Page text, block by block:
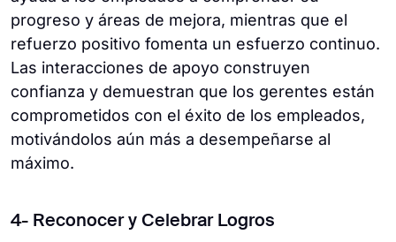
progreso y áreas de mejora, mientras que el
refuerzo positivo fomenta un esfuerzo continuo.
Las interacciones de apoyo construyen
confianza y demuestran que los gerentes están
comprometidos con el éxito de los empleados,
motivándolos aún más a desempeñarse al
máximo.
4- Reconocer y Celebrar Logros